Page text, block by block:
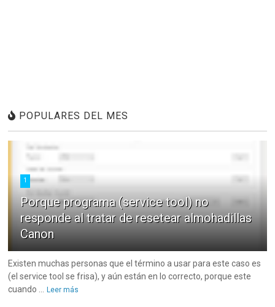
POPULARES DEL MES
1
Porque programa (service tool) no
responde al tratar de resetear almohadillas
Canon
Existen muchas personas que el término a usar para este caso es
(el service tool se frisa), y aún están en lo correcto, porque este
cuando ...
Leer más